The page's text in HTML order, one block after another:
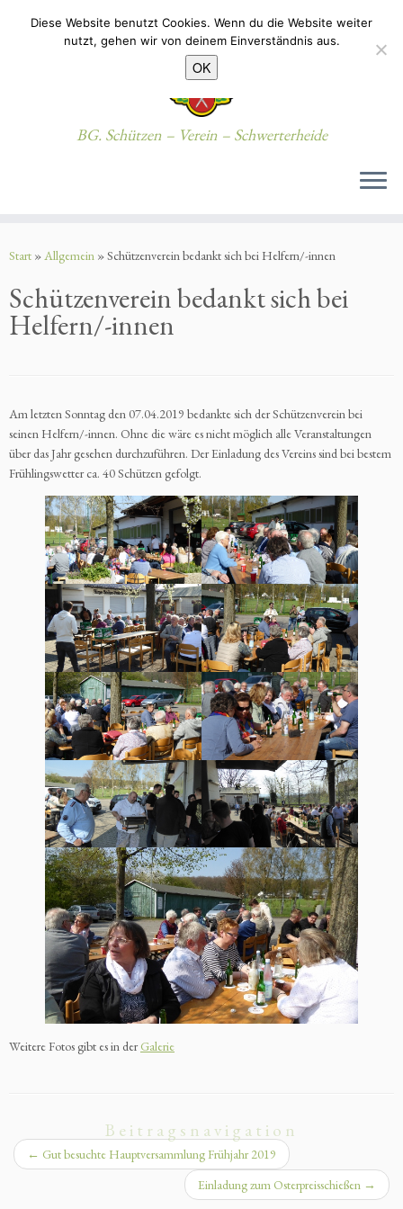
Inhalt
BG. Schützen – Verein – Schwerterheide
Start »Allgemein »Schützenverein bedankt sich bei Helfern/-innen
Schützenverein bedankt sich bei
Helfern/-innen
Am letzten Sonntag den 07.04.2019 bedankte sich der Schützenverein bei
seinen Helfern/-innen. Ohne die wäre es nicht möglich alle Veranstaltungen
über das Jahr gesehen durchzuführen. Der Einladung des Vereins sind bei bestem
Frühlingswetter ca. 40 Schützen gefolgt.
Weitere Fotos gibt es in derGalerie
Beitragsnavigation
← Gut besuchte Hauptversammlung Frühjahr 2019
Einladung zum Osterpreisschießen →
Diese Website benutzt Cookies. Wenn du die Website weiter
nutzt, gehen wir von deinem Einverständnis aus.
OK